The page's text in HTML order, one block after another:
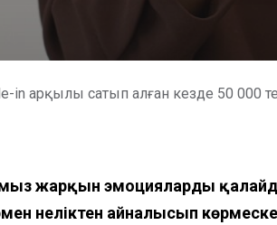
in арқылы сатып алған кезде 50 000
жарқын эмоцияларды
неліктен айналысып